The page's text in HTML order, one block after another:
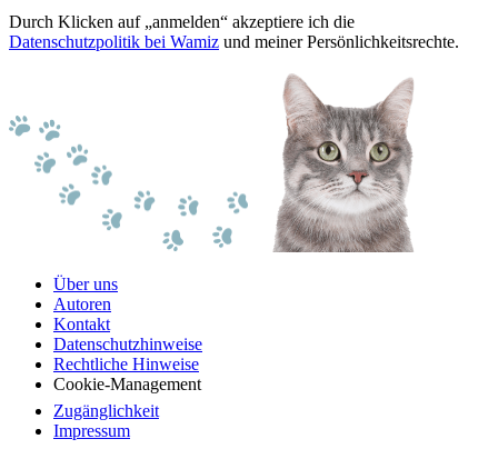
Durch Klicken auf „anmelden“ akzeptiere ich die
Datenschutzpolitik bei Wamiz und meiner Persönlichkeitsrechte.
Über uns
Autoren
Kontakt
Datenschutzhinweise
Rechtliche Hinweise
Cookie-Management
Zugänglichkeit
Impressum